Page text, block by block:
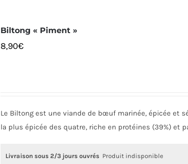
Biltong « Piment »
8,90€
Le Biltong est une viande de bœuf marinée, épicée et
la plus épicée des quatre, riche en protéines (39%) et
Livraison sous 2/3 jours ouvrés Produit indisponible